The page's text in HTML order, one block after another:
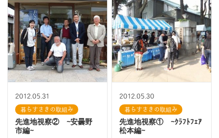
2012.05.31
暮らすさきの取組み
先進地視察② ~安曇野
市編~
2012.05.30
暮らすさきの取組み
先進地視察① ~ｸﾗﾌﾄﾌｪｱ
松本編~